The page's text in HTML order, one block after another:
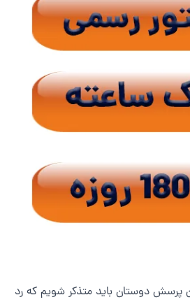
پرسش دوستان باید متذکر شویم که رد